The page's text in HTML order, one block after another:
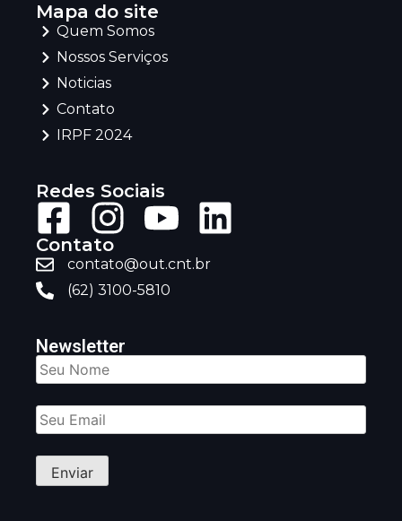
Mapa do site
Quem Somos
Nossos Serviços
Noticias
Contato
IRPF 2024
Redes Sociais
Contato
contato@out.cnt.br
(62) 3100-5810
Newsletter